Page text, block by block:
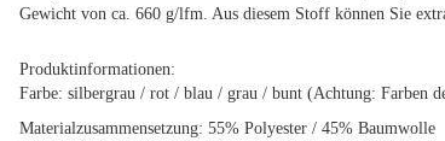
Gewicht von ca. 660 g/lfm. Aus diesem Stoff können Sie
Produktinformationen:
Farbe: silbergrau / rot / blau / grau / bunt (Achtung: Farben
Materialzusammensetzung: 55% Polyester / 45% Baumwolle